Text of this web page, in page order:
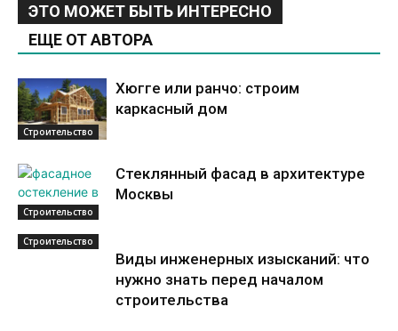
ЭТО МОЖЕТ БЫТЬ ИНТЕРЕСНО
ЕЩЕ ОТ АВТОРА
Строительство
Хюгге или ранчо: строим
каркасный дом
Строительство
Стеклянный фасад в архитектуре
Москвы
Строительство
Виды инженерных изысканий: что
нужно знать перед началом
строительства